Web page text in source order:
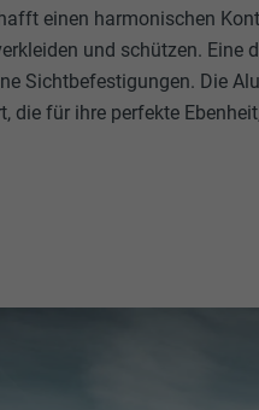
einen harmonischen
und schützen.
Sichtbefestigungen. Die
die für ihre perfekte